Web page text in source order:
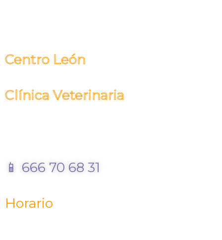
Centro León
Clínica Veterinaria
📱 666 70 68 31
Horario